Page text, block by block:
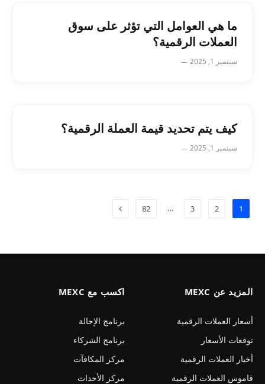
ما هي العوامل التي تؤثر على سوق
العملات الرقمية؟
سبتمبر 1, 2025
كيف يتم تحديد قيمة العملة الرقمية؟
سبتمبر 1, 2025
1
2
3
…
82
المزيد عن MEXC
أسعار العملات الرقمية
توقعات الأسعار
أخبار العملات الرقمية
قاموس العملات الرقمية
اكسب مع MEXC
برنامج الإحالة
برنامج الشركاء
مركز المكافآت
مركز الأحداث